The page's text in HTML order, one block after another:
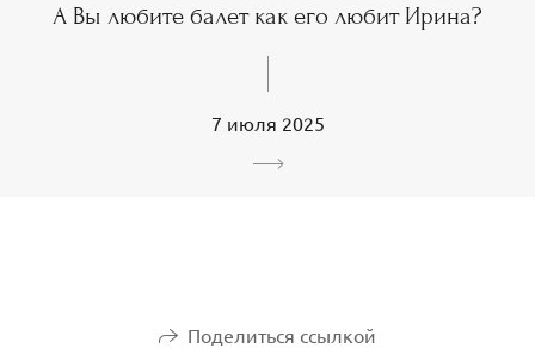
А Вы любите балет как его любит Ирина?
7 июля 2025
Поделиться ссылкой